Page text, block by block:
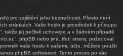
pro zajištění jeho bezpečnosti. Přesto není
stránkách. Vaše heslo je prostředek k přístupu
takže jej pečlivě uchovejte a v žádném případě
phpBB nebo jiné, třetí strany, požadovat
vaše heslo k vašemu účtu, můžete použít
phpBB softwarem. Tento proces po vás